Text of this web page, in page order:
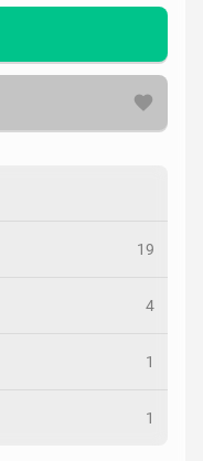
19
4
1
1